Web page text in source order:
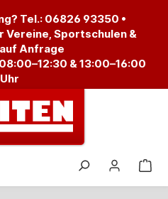
Tel.: 06826 93350 •
Sportschulen &
Anfrage
& 13:00–16:00
Uhr